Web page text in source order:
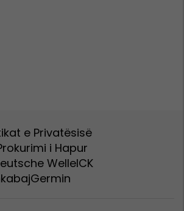
e Privatësisë
i Hapur
WelleICK
Germin